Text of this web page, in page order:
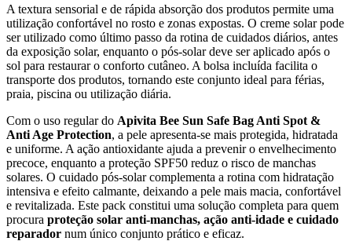
A textura sensorial e de rápida absorção dos produtos permite uma
utilização confortável no rosto e zonas expostas. O creme solar pode
ser utilizado como último passo da rotina de cuidados diários, antes
da exposição solar, enquanto o pós-solar deve ser aplicado após o
sol para restaurar o conforto cutâneo. A bolsa incluída facilita o
transporte dos produtos, tornando este conjunto ideal para férias,
praia, piscina ou utilização diária.
Com o uso regular do Apivita Bee Sun Safe Bag Anti Spot &
Anti Age Protection, a pele apresenta-se mais protegida, hidratada
e uniforme. A ação antioxidante ajuda a prevenir o envelhecimento
precoce, enquanto a proteção SPF50 reduz o risco de manchas
solares. O cuidado pós-solar complementa a rotina com hidratação
intensiva e efeito calmante, deixando a pele mais macia, confortável
e revitalizada. Este pack constitui uma solução completa para quem
procura proteção solar anti-manchas, ação anti-idade e cuidado
reparador num único conjunto prático e eficaz.